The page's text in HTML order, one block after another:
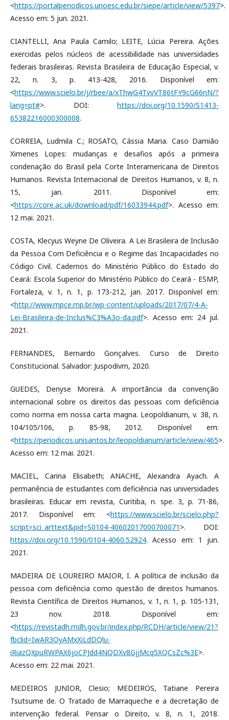
<https://portalperiodicos.unoesc.edu.br/siepe/article/view/5397>.
Acesso em: 5 jun. 2021.
CIANTELLI, Ana Paula Camilo; LEITE, Lúcia Pereira. Ações
exercidas pelos núcleos de acessibilidade nas universidades
federais brasileiras. Revista Brasileira de Educação Especial, v.
22, n. 3, p. 413-428, 2016. Disponível em:
<https://www.scielo.br/j/rbee/a/xThwG4TvvVT86tFY9cG66nN/?
lang=pt#>. DOI: https://doi.org/10.1590/S1413-
65382216000300008.
CORREIA, Ludmila C.; ROSATO, Cássia Maria. Caso Damião
Ximenes Lopes: mudanças e desafios após a primeira
condenação do Brasil pela Corte Interamericana de Direitos
Humanos. Revista Internacional de Direitos Humanos, v. 8, n.
15, jan. 2011. Disponível em:
<https://core.ac.uk/download/pdf/16033944.pdf>. Acesso em:
12 mai. 2021.
COSTA, Klecyus Weyne De Oliveira. A Lei Brasileira de Inclusão
da Pessoa Com Deficiência e o Regime das Incapacidades no
Código Civil. Cadernos do Ministério Público do Estado do
Ceará: Escola Superior do Ministério Público do Ceará - ESMP,
Fortaleza, v. 1, n. 1, p. 173-212, jan. 2017. Disponível em:
<http://www.mpce.mp.br/wp-content/uploads/2017/07/4-A-
Lei-Brasileira-de-Inclus%C3%A3o-da.pdf>. Acesso em: 24 jul.
2021.
FERNANDES, Bernardo Gonçalves. Curso de Direito
Constitucional. Salvador: Juspodivm, 2020.
GUEDES, Denyse Moreira. A importância da convenção
internacional sobre os direitos das pessoas com deficiência
como norma em nossa carta magna. Leopoldianum, v. 38, n.
104/105/106, p. 85-98, 2012. Disponível em:
<https://periodicos.unisantos.br/leopoldianum/article/view/465>.
Acesso em: 12 mai. 2021.
MACIEL, Carina Elisabeth; ANACHE, Alexandra Ayach. A
permanência de estudantes com deficiência nas universidades
brasileiras. Educar em revista, Curitiba, n. spe. 3, p. 71-86,
2017. Disponível em: <https://www.scielo.br/scielo.php?
script=sci_arttext&pid=S0104-40602017000700071 >. DOI:
https://doi.org/10.1590/0104-4060.52924. Acesso em: 1 jun.
2021.
MADEIRA DE LOUREIRO MAIOR, I. A política de inclusão da
pessoa com deficiência como questão de direitos humanos.
Revista Científica de Direitos Humanos, v. 1, n. 1, p. 105-131,
23 nov. 2018. Disponível em:
<https://revistadh.mdh.gov.br/index.php/RCDH/article/view/21?
fbclid=IwAR3OyAMxXiLdDQlu-
iRiazQXpuRWPAX6joCPJdd4NQDXv8GjjMcq5XQCsZc%3E>.
Acesso em: 22 mai. 2021.
MEDEIROS JUNIOR, Clesio; MEDEIROS, Tatiane Pereira
Tsutsume de. O Tratado de Marraqueche e a decretação de
intervenção federal. Pensar o Direito, v. 8, n. 1, 2018.